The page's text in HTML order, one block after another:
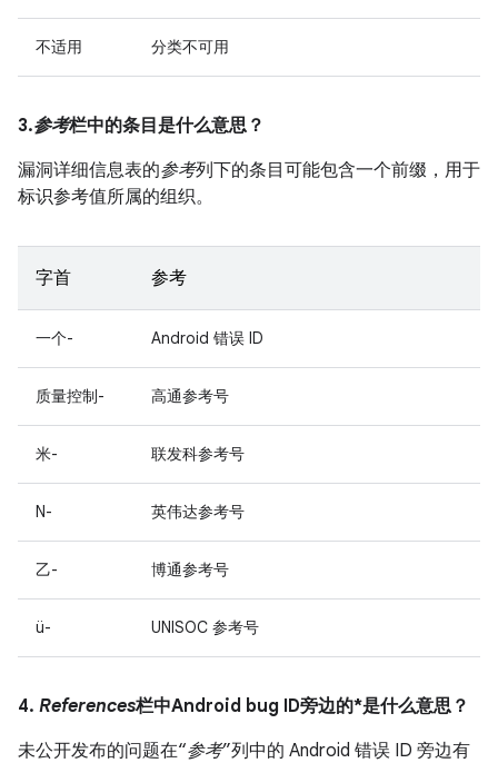
不适用 分类不可用
3.参考栏中的条目是什么意思？
漏洞详细信息表的参考列下的条目可能包含一个前缀，用于
标识参考值所属的组织。
字首 参考
一个- Android 错误 ID
质量控制- 高通参考号
米- 联发科参考号
N- 英伟达参考号
乙- 博通参考号
ü- UNISOC 参考号
4. References栏中Android bug ID旁边的*是什么意思？
未公开发布的问题在“参考”列中的 Android 错误 ID 旁边有